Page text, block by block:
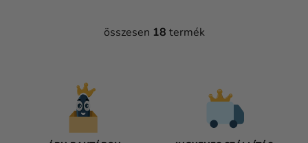
L
összesen 18 termék